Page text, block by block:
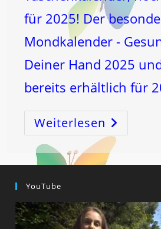
für 2025! Der
Mondkalender -
Deiner Hand 2025
bereits erhältlich für
Weiterlesen NIERE-
BLASE:
Geht
Die
ANGST
–
YouTube